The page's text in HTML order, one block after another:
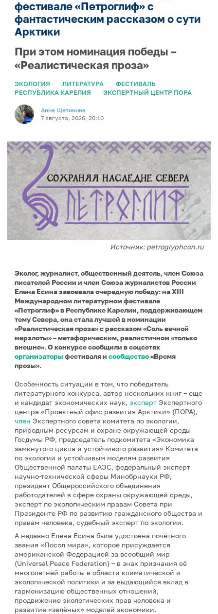
фестивале «Петроглиф» с
фантастическим рассказом о сути
Арктики
При этом номинация победы –
«Реалистическая проза»
ЭКОЛОГИЯ ЛИТЕРАТУРА
ФЕСТИВАЛЬ
РЕСПУБЛИКА КАРЕЛИЯ
ЭКСПЕРТНЫЙ ЦЕНТР ПОРА
Анна Щетинина
7 августа, 2026, 20:10
Источник: petroglyphcon.ru
Эколог, журналист, общественный деятель, член Союза
писателей России и член Союза журналистов России
Елена Есина завоевала очередную победу: на XIII
Международном литературном фестивале
«Петроглиф» в Республике Карелии, поддерживающем
тему Севера, она стала лучшей в номинации
«Реалистическая проза» с рассказом «Соль вечной
мерзлоты» – метафорическим, реалистичном «только
внешне». О конкурсе сообщили в соцсетях
организаторы фестиваля и сообщество«Время
прозы».
Особенность ситуации в том, что победитель
литературного конкурса, автор нескольких книг – еще
и кандидат экономических наук, эксперт Экспертного
центра «Проектный офис развития Арктики» (ПОРА),
член Экспертного совета комитета по экологии,
природным ресурсам и охране окружающей среды
Госдумы РФ, председатель подкомитета «Экономика
замкнутого цикла и устойчивого развития» Комитета
по экологии и устойчивым моделям развития
Общественной палаты ЕАЭС, федеральный эксперт
научно-технической сферы Минобрнауки РФ,
президент Общероссийского объединения
работодателей в сфере охраны окружающей среды,
эксперт по экологическим правам Совета при
Президенте РФ по развитию гражданского общества и
правам человека, судебный эксперт по экологии.
А недавно Елена Есина была удостоена почётного
звания «Посол мира», которое присуждается
американской Федерацией за всеобщий мир
(Universal Peace Federation) – в знак признания её
многолетней работы в области климатической и
экологической политики и за выдающийся вклад в
гармонизацию общественных отношений,
продвижение экологических прав человека и
развитие «зелёных» моделей экономики.